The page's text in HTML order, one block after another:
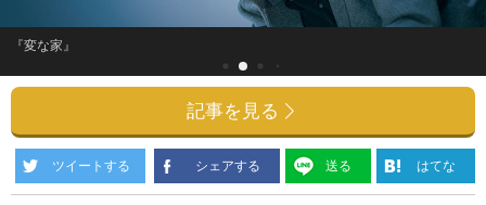
『変な家』
記事を見る
ツイートする シェアする 送る はてな